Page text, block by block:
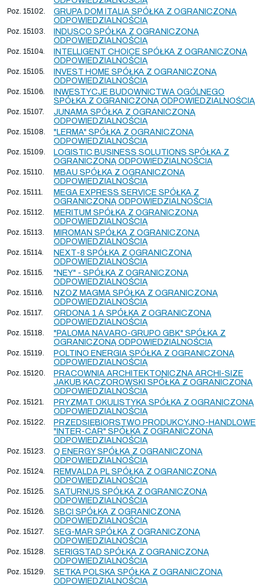
Poz. 15102.
GRUPA DOM ITALIA SPÓŁKA Z OGRANICZONĄ
ODPOWIEDZIALNOŚCIĄ
Poz. 15103.
INDUSCO SPÓŁKA Z OGRANICZONĄ
ODPOWIEDZIALNOŚCIĄ
Poz. 15104.
INTELLIGENT CHOICE SPÓŁKA Z OGRANICZONĄ
ODPOWIEDZIALNOŚCIĄ
Poz. 15105.
INVEST HOME SPÓŁKA Z OGRANICZONĄ
ODPOWIEDZIALNOŚCIĄ
Poz. 15106.
INWESTYCJE BUDOWNICTWA OGÓLNEGO
SPÓŁKA Z OGRANICZONĄ ODPOWIEDZIALNOŚCIĄ
Poz. 15107.
JUNAMA SPÓŁKA Z OGRANICZONĄ
ODPOWIEDZIALNOŚCIĄ
Poz. 15108.
"LERMA" SPÓŁKA Z OGRANICZONĄ
ODPOWIEDZIALNOŚCIĄ
Poz. 15109.
LOGISTIC BUSINESS SOLUTIONS SPÓŁKA Z
OGRANICZONĄ ODPOWIEDZIALNOŚCIĄ
Poz. 15110.
MBAU SPÓŁKA Z OGRANICZONĄ
ODPOWIEDZIALNOŚCIĄ
Poz. 15111.
MEGA EXPRESS SERVICE SPÓŁKA Z
OGRANICZONĄ ODPOWIEDZIALNOŚCIĄ
Poz. 15112.
MERITUM SPÓŁKA Z OGRANICZONĄ
ODPOWIEDZIALNOŚCIĄ
Poz. 15113.
MIROMAN SPÓŁKA Z OGRANICZONĄ
ODPOWIEDZIALNOŚCIĄ
Poz. 15114.
NEXT-8 SPÓŁKA Z OGRANICZONĄ
ODPOWIEDZIALNOŚCIĄ
Poz. 15115.
"NEY" - SPÓŁKA Z OGRANICZONĄ
ODPOWIEDZIALNOŚCIĄ
Poz. 15116.
NZOZ MAGMA SPÓŁKA Z OGRANICZONĄ
ODPOWIEDZIALNOŚCIĄ
Poz. 15117.
ORDONA 1 A SPÓŁKA Z OGRANICZONĄ
ODPOWIEDZIALNOŚCIĄ
Poz. 15118.
"PALOMA NAVARO-GRUPO GBK" SPÓŁKA Z
OGRANICZONĄ ODPOWIEDZIALNOŚCIĄ
Poz. 15119.
POLTINO ENERGIA SPÓŁKA Z OGRANICZONĄ
ODPOWIEDZIALNOŚCIĄ
Poz. 15120.
PRACOWNIA ARCHITEKTONICZNA ARCHI-SIZE
JAKUB KACZOROWSKI SPÓŁKA Z OGRANICZONĄ
ODPOWIEDZIALNOŚCIĄ
Poz. 15121.
PRYZMAT OKULISTYKA SPÓŁKA Z OGRANICZONĄ
ODPOWIEDZIALNOŚCIĄ
Poz. 15122.
PRZEDSIĘBIORSTWO PRODUKCYJNO-HANDLOWE
"INTER-CAR" SPÓŁKA Z OGRANICZONĄ
ODPOWIEDZIALNOŚCIĄ
Poz. 15123.
Q ENERGY SPÓŁKA Z OGRANICZONĄ
ODPOWIEDZIALNOŚCIĄ
Poz. 15124.
REMVALDA PL SPÓŁKA Z OGRANICZONĄ
ODPOWIEDZIALNOŚCIĄ
Poz. 15125.
SATURNUS SPÓŁKA Z OGRANICZONĄ
ODPOWIEDZIALNOŚCIĄ
Poz. 15126.
SBCI SPÓŁKA Z OGRANICZONĄ
ODPOWIEDZIALNOŚCIĄ
Poz. 15127.
SEG-MAR SPÓŁKA Z OGRANICZONĄ
ODPOWIEDZIALNOŚCIĄ
Poz. 15128.
SERIGSTAD SPÓŁKA Z OGRANICZONĄ
ODPOWIEDZIALNOŚCIĄ
Poz. 15129.
SETKA POLSKA SPÓŁKA Z OGRANICZONĄ
ODPOWIEDZIALNOŚCIĄ